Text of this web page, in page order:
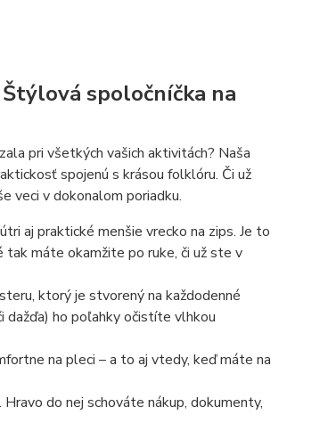
spoločníčka na
pri všetkých vašich aktivitách? Naša
spojenú s krásou folklóru. Či už
veci v dokonalom poriadku.
aj praktické menšie vrecko na zips. Je to
máte okamžite po ruke, či už ste v
ktorý je stvorený na každodenné
dažďa) ho poľahky očistíte vlhkou
na pleci – a to aj vtedy, keď máte na
do nej schováte nákup, dokumenty,